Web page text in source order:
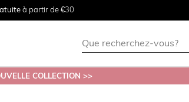
à partir de €30
du38 au 54
en magasin
COLLECTION >>